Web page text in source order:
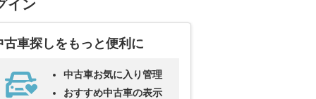
イン
古車探しをもっと便利に
中古車お気に入り管理
おすすめ中古車の表示